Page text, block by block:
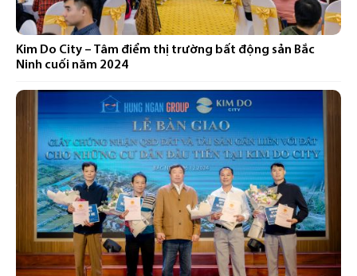
Kim Do City – Tâm điểm thị trường bất động sản Bắc
Ninh cuối năm 2024